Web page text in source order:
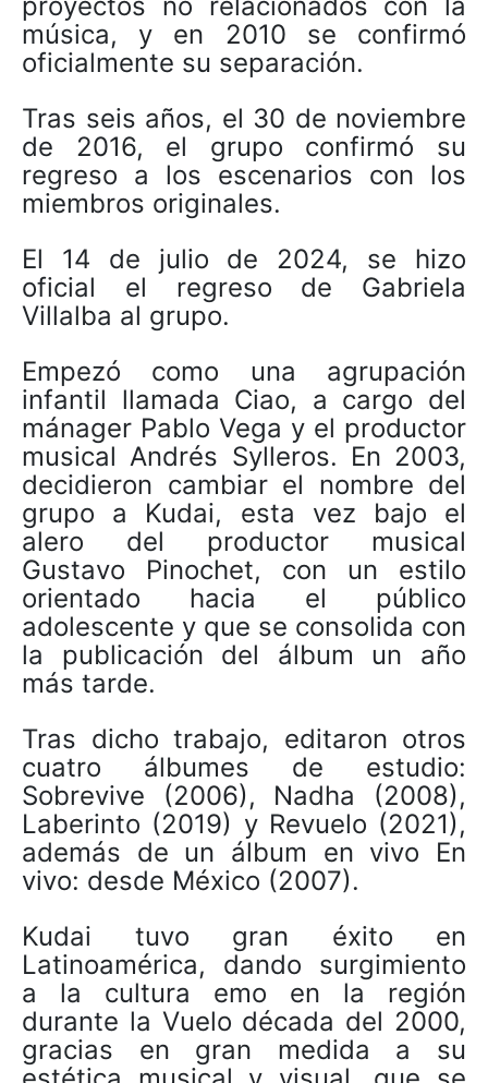
música, y en 2010 se confirmó
oficialmente su separación.
Tras seis años, el 30 de noviembre
de 2016, el grupo confirmó su
regreso a los escenarios con los
miembros originales.
El 14 de julio de 2024, se hizo
oficial el regreso de Gabriela
Villalba al grupo.
Empezó como una agrupación
infantil llamada Ciao, a cargo del
mánager Pablo Vega y el productor
musical Andrés Sylleros. En 2003,
decidieron cambiar el nombre del
grupo a Kudai, esta vez bajo el
alero del productor musical
Gustavo Pinochet, con un estilo
orientado hacia el público
adolescente y que se consolida con
la publicación del álbum un año
más tarde.
Tras dicho trabajo, editaron otros
cuatro álbumes de estudio:
Sobrevive (2006), Nadha (2008),
Laberinto (2019) y Revuelo (2021),
además de un álbum en vivo En
vivo: desde México (2007).
Kudai tuvo gran éxito en
Latinoamérica, dando surgimiento
a la cultura emo en la región
durante la Vuelo década del 2000,
gracias en gran medida a su